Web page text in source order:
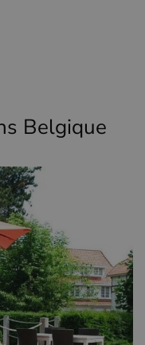
Belgique